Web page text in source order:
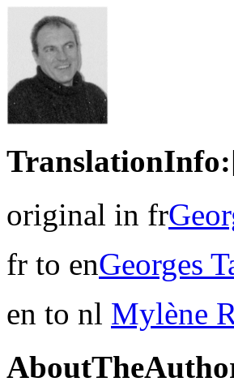
original in fr
fr to enGeorges
en to nl Mylène